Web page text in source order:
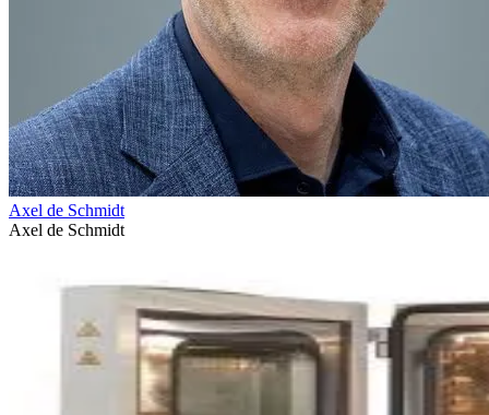
Axel de Schmidt
Axel de Schmidt